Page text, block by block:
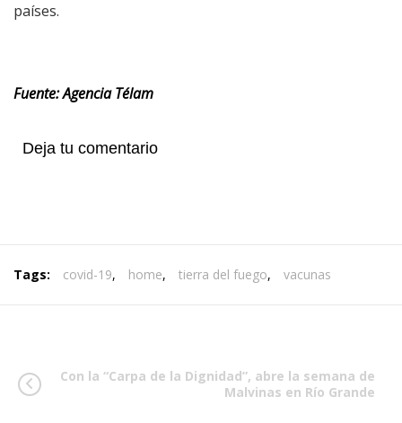
países.
Fuente: Agencia Télam
Deja tu comentario
Tags: covid-19, home, tierra del fuego, vacunas
Con la “Carpa de la Dignidad”, abre la semana de
Malvinas en Río Grande